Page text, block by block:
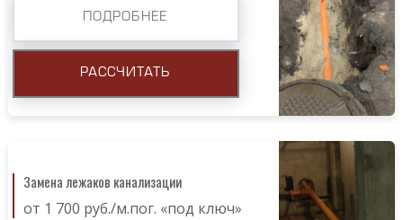
ПОДРОБНЕЕ
РАССЧИТАТЬ
Замена лежаков канализации
от 1 700 руб./м.пог. «под ключ»